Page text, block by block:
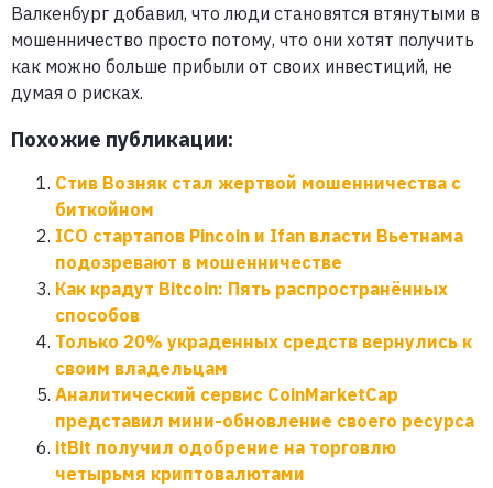
Валкенбург добавил, что люди становятся втянутыми в
мошенничество просто потому, что они хотят получить
как можно больше прибыли от своих инвестиций, не
думая о рисках.
Похожие публикации:
Стив Возняк стал жертвой мошенничества с
биткойном
ICO стартапов Pincoin и Ifan власти Вьетнама
подозревают в мошенничестве
Как крадут Bitcoin: Пять распространённых
способов
Только 20% украденных средств вернулись к
своим владельцам
Аналитический сервис CoinMarketCap
представил мини-обновление своего ресурса
itBit получил одобрение на торговлю
четырьмя криптовалютами